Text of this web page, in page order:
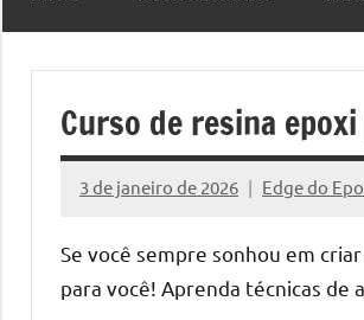
Curso de resina
3 de janeiro de 2026 Edge do
Nenhum
Se você sempre sonhou em
para você! Aprenda técnicas de